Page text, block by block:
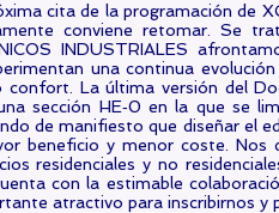
cita de la programación de
conviene retomar. Se
INDUSTRIALES
una continua
confort. La última versión del
sección HE‐0 en la que se
de manifiesto que diseñar el
beneficio y menor coste. Nos
residenciales y no
con la estimable
atractivo para inscribirnos y